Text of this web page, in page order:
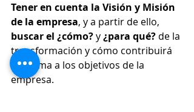
Tener en cuenta la Visión y Misión
de la empresa, y a partir de ello,
buscar el ¿cómo? y ¿para qué? de la
transformación y cómo contribuirá
la misma a los objetivos de la
empresa.